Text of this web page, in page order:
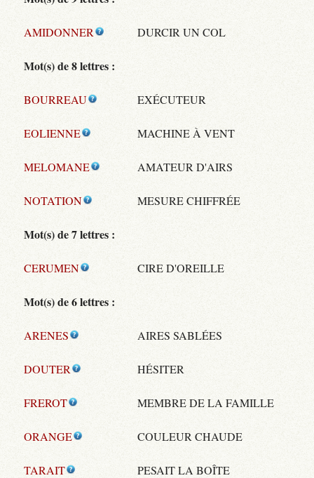
AMIDONNER DURCIR UN COL
Mot(s) de 8 lettres :
BOURREAU EXÉCUTEUR
EOLIENNE MACHINE À VENT
MELOMANE AMATEUR D'AIRS
NOTATION MESURE CHIFFRÉE
Mot(s) de 7 lettres :
CERUMEN CIRE D'OREILLE
Mot(s) de 6 lettres :
ARENES AIRES SABLÉES
DOUTER HÉSITER
FREROT MEMBRE DE LA FAMILLE
ORANGE COULEUR CHAUDE
TARAIT PESAIT LA BOÎTE